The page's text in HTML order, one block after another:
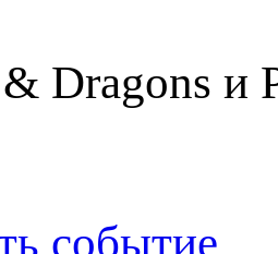
Dragons и
событие